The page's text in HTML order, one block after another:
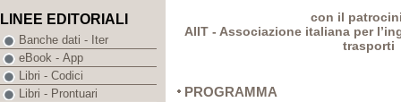
con il
AIIT - Associazione italiana per
trasporti
PROGRAMMA
LINEE EDITORIALI
Banche dati - Iter
eBook - App
Libri - Codici
Libri - Prontuari